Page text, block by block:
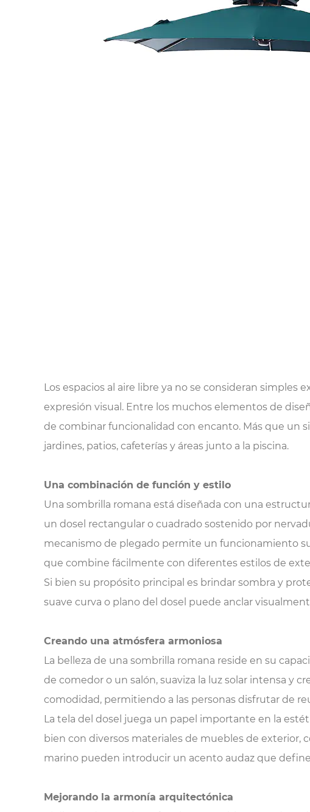
Los espacios al aire libre ya no se consideran simples
expresión visual. Entre los muchos elementos de
de combinar funcionalidad con encanto. Más que un
jardines, patios, cafeterías y áreas junto a la piscina.
Una combinación de función y estilo
Una sombrilla romana está diseñada con una
un dosel rectangular o cuadrado sostenido por
mecanismo de plegado permite un funcionamiento
que combine fácilmente con diferentes estilos de
Si bien su propósito principal es brindar sombra y
suave curva o plano del dosel puede anclar
Creando una atmósfera armoniosa
La belleza de una sombrilla romana reside en su
de comedor o un salón, suaviza la luz solar intensa y
comodidad, permitiendo a las personas disfrutar de
La tela del dosel juega un papel importante en la
bien con diversos materiales de muebles de exterior,
marino pueden introducir un acento audaz que
Mejorando la armonía arquitectónica